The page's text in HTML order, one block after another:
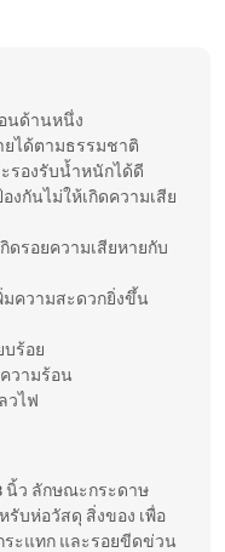
นด้านหนึ่ง
ได้ตามธรรมชาติ
รองรับน้ำหนักได้ดี
งกันไม่ให้เกิดความเสีย
ดรอยความเสียหายกับ
มความสะดวกยิ่งขึ้น
บร้อย
วามร้อน
วไฟ
นิ้ว ลักษณะกระดาษ
รับห่อวัสดุ สิ่งของ เพื่อ
ระแทก และรอยขีดข่วน